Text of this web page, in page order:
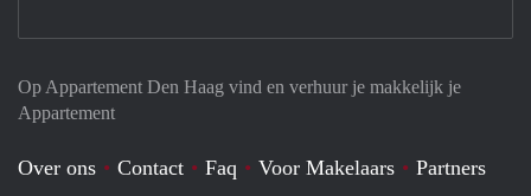
Op Appartement Den Haag vind en verhuur je makkelijk je
Appartement
Over ons Contact Faq Voor Makelaars Partners